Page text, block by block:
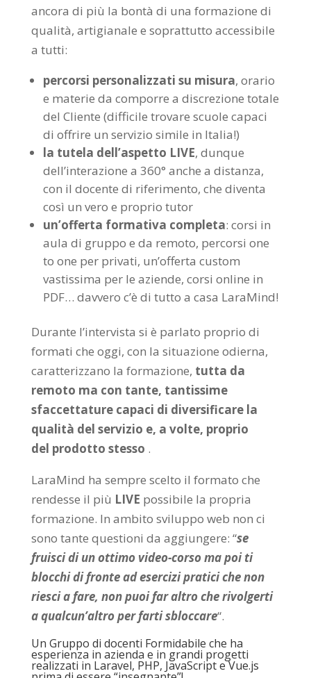
ancora di più la bontà di una formazione di
qualità, artigianale e soprattutto accessibile
a tutti:
percorsi personalizzati su misura, orario
e materie da comporre a discrezione totale
del Cliente (difficile trovare scuole capaci
di offrire un servizio simile in Italia!)
la tutela dell’aspetto LIVE, dunque
dell’interazione a 360° anche a distanza,
con il docente di riferimento, che diventa
così un vero e proprio tutor
un’offerta formativa completa: corsi in
aula di gruppo e da remoto, percorsi one
to one per privati, un’offerta custom
vastissima per le aziende, corsi online in
PDF… davvero c’è di tutto a casa LaraMind!
Durante l’intervista si è parlato proprio di
formati che oggi, con la situazione odierna,
caratterizzano la formazione, tutta da
remoto ma con tante, tantissime
sfaccettature capaci di diversificare la
qualità del servizio e, a volte, proprio
del prodotto stesso .
LaraMind ha sempre scelto il formato che
rendesse il più LIVE possibile la propria
formazione. In ambito sviluppo web non ci
sono tante questioni da aggiungere: “se
fruisci di un ottimo video-corso ma poi ti
blocchi di fronte ad esercizi pratici che non
riesci a fare, non puoi far altro che rivolgerti
a qualcun’altro per farti sbloccare“.
Un Gruppo di docenti Formidabile che ha
esperienza in azienda e in grandi progetti
realizzati in Laravel, PHP, JavaScript e Vue.js